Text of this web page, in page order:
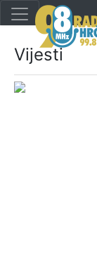
Vijesti